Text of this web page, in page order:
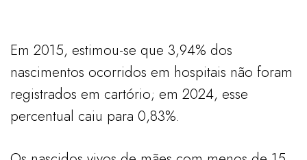
Em 2015, estimou-se que 3,94% dos
nascimentos ocorridos em hospitais não foram
registrados em cartório; em 2024, esse
percentual caiu para 0,83%.